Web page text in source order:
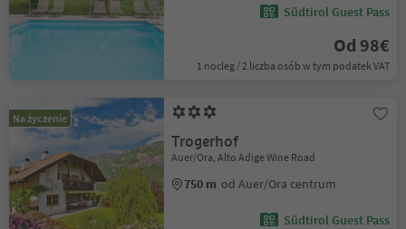
Südtirol Guest Pass
Od 98€
1 nocleg / 2 liczba osób w tym podatek VAT
Na życzenie
Trogerhof
Auer/Ora, Alto Adige Wine Road
750 m od Auer/Ora centrum
Südtirol Guest Pass